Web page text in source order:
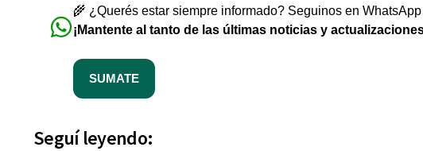
🌾 ¿Querés estar siempre informado? Seguinos en
¡Mantente al tanto de las últimas noticias y
SUMATE
Seguí leyendo: